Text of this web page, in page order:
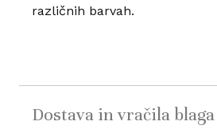
različnih barvah.
Dostava in vračila blaga